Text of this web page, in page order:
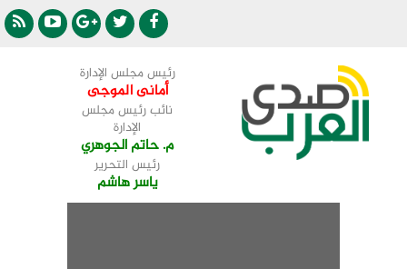
رئيس مجلس الإدارة
أمانى الموجى
نائب رئيس مجلس
الإدارة
م. حاتم الجوهري
رئيس التحرير
ياسر هاشم